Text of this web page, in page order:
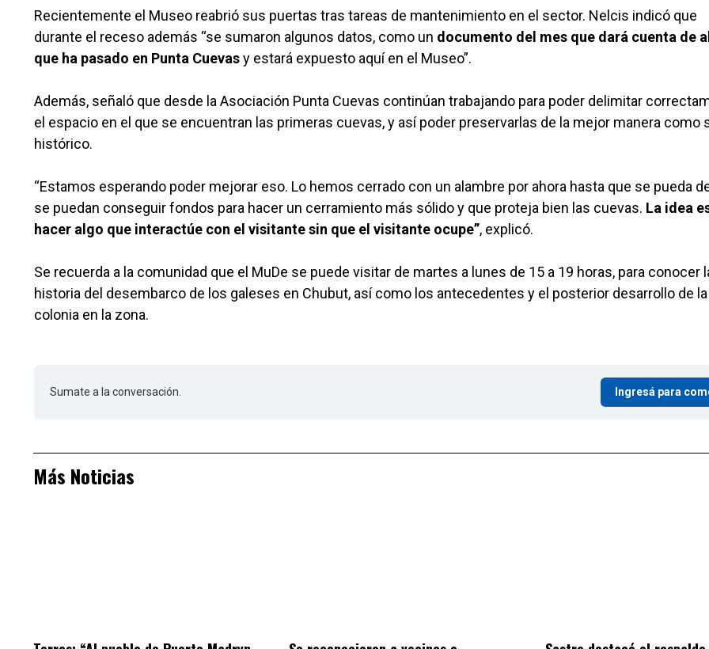
Recientemente el Museo reabrió sus puertas tras tareas de mantenimiento en el sector. Nelcis indicó que
durante el receso además “se sumaron algunos datos, como un documento del mes que dará cuenta de
que ha pasado en Punta Cuevasy estará expuesto aquí en el Museo”.
Además, señaló que desde la Asociación Punta Cuevas continúan trabajando para poder delimitar
el espacio en el que se encuentran las primeras cuevas, y así poder preservarlas de la mejor manera como
histórico.
“Estamos esperando poder mejorar eso. Lo hemos cerrado con un alambre por ahora hasta que se pueda
se puedan conseguir fondos para hacer un cerramiento más sólido y que proteja bien las cuevas. La idea
hacer algo que interactúe con el visitante sin que el visitante ocupe”, explicó.
Se recuerda a la comunidad que el MuDe se puede visitar de martes a lunes de 15 a 19 horas, para conocer
historia del desembarco de los galeses en Chubut, así como los antecedentes y el posterior desarrollo de la
colonia en la zona.
Sumate a la conversación. Ingresá para
Más Noticias